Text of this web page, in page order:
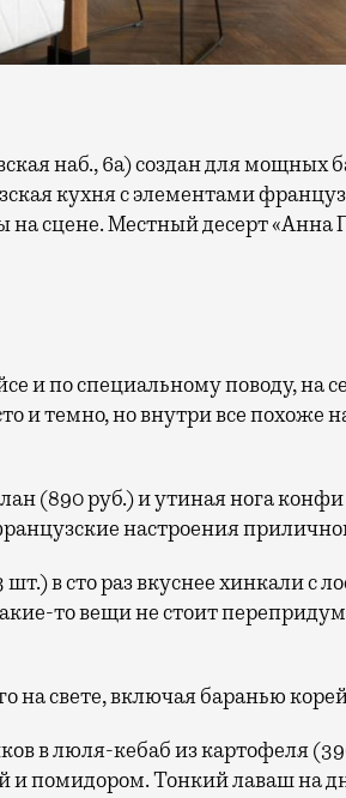
кухня с элементами
на сцене. Местный десерт «Анна
и по специальному поводу, на
и темно, но внутри все похоже
(890 руб.) и утиная нога
настроения
в сто раз вкуснее хинкали с
то вещи не стоит
свете, включая баранью
в люля-кебаб из картофеля
и помидором. Тонкий лаваш на